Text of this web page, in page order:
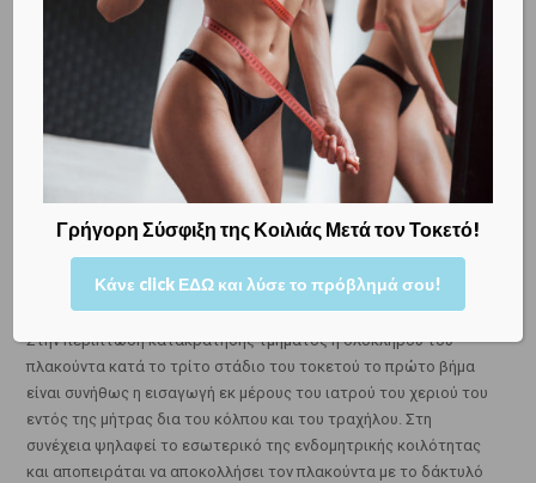
τμήματός του.
Στο σημείο αυτό, θα πρέπει να αναφέρουμε και την περίπτωση
μη διάγνωσης της κατακράτησης τμήματος του πλακούντα μετά
από τον τοκετό. Η υποψία του ενδεχομένου αυτού τίθεται,όταν
υφίσταται αιμορραγία για πολλές ημέρες μετά τον τοκετό.
Τότες η γυναίκα υποβάλλεται σε
υπερηχογραφικό έλεγχο , μέσω
του οποίου θα καταδειχθεί η παραμονή τμήματος του
πλακούντα εντός της κοιλότητας της μήτρας.
Πώς αντιμετωπίζεται η κατακράτηση του πλακούντα;
Στην περίπτωση κατακράτησης τμήματος ή ολοκλήρου του
πλακούντα κατά το τρίτο στάδιο του τοκετού το πρώτο βήμα
είναι συνήθως η εισαγωγή εκ μέρους του ιατρού του χεριού του
εντός της μήτρας δια του κόλπου και του τραχήλου. Στη
συνέχεια ψηλαφεί το εσωτερικό της ενδομητρικής κοιλότητας
και αποπειράται να αποκολλήσει τον πλακούντα με το δάκτυλό
Γρήγορη Σύσφιξη της Κοιλιάς Μετά τον Τοκετό!
Κάνε click ΕΔΩ και λύσε το πρόβλημά σου!